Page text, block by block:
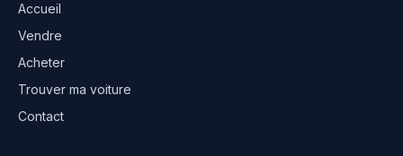
Accueil
Vendre
Acheter
Trouver ma voiture
Contact